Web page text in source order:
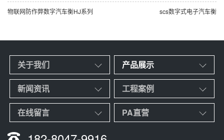
物联网防作弊数字汽车衡HJ系列 scs数字式电子汽车衡
关于我们 产品展示
新闻资讯 工程案例
在线留言 PA直营